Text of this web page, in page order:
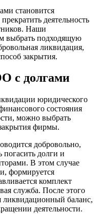
становится
деятельность
Наши
выбрать подходящую
ликвидация,
закрытия.
с долгами
юридического
состояния
можно выбрать
фирмы.
добровольно,
погасить долги и
В этом случае
формируется
комплект
служба. После этого
ликвидационный баланс,
деятельности.